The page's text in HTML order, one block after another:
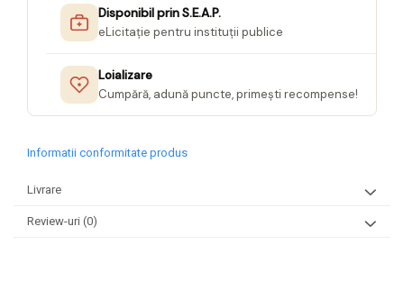
Disponibil prin S.E.A.P.
eLicitație pentru instituții publice
Loializare
Cumpără, adună puncte, primești recompense!
Informatii conformitate produs
Livrare
Review-uri (0)